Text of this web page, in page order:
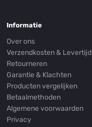
Informatie
Over ons
Verzendkosten & Levertijd
Retourneren
Garantie & Klachten
Producten vergelijken
Betaalmethoden
Algemene voorwaarden
Privacy